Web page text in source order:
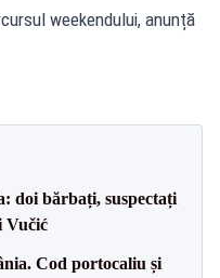
weekendului, anunță
doi bărbați, suspectați
Vučić
Cod portocaliu și